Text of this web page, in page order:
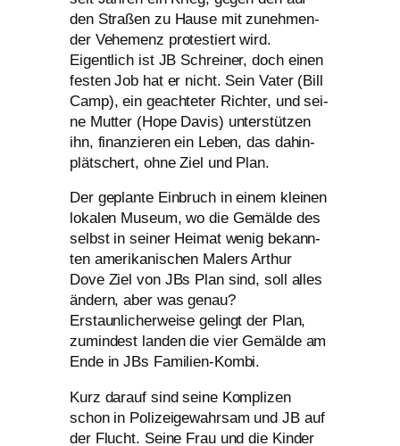
den Straßen zu Hause mit zuneh­men­
der Vehemenz pro­tes­tiert wird.
Eigentlich ist JB Schreiner, doch einen
fes­ten Job hat er nicht. Sein Vater (Bill
Camp), ein geach­te­ter Richter, und sei­
ne Mutter (Hope Davis) unter­stüt­zen
ihn, finan­zie­ren ein Leben, das dahin­
plät­schert, ohne Ziel und Plan.
Der geplan­te Einbruch in einem klei­nen
loka­len Museum, wo die Gemälde des
selbst in sei­ner Heimat wenig bekann­
ten ame­ri­ka­ni­schen Malers Arthur
Dove Ziel von JBs Plan sind, soll alles
ändern, aber was genau?
Erstaunlicherweise gelingt der Plan,
zumin­dest lan­den die vier Gemälde am
Ende in JBs Familien-Kombi.
Kurz dar­auf sind sei­ne Komplizen
schon in Polizeigewahrsam und JBauf
der Flucht. Seine Frau und die Kinder